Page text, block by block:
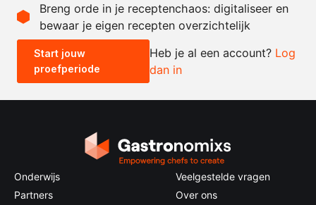
- +
0.5x 1x 2x
Breng orde in je receptenchaos: digitaliseer en
bewaar je eigen recepten overzichtelijk
Start jouw
proefperiode
Heb je al een account? Log
dan in
Onderwijs
Partners
Veelgestelde vragen
Over ons